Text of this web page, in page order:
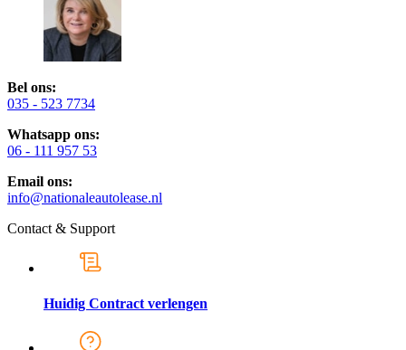
Bel ons:
035 - 523 7734
Whatsapp ons:
06 - 111 957 53
Email ons:
info@nationaleautolease.nl
Contact & Support
Huidig Contract verlengen